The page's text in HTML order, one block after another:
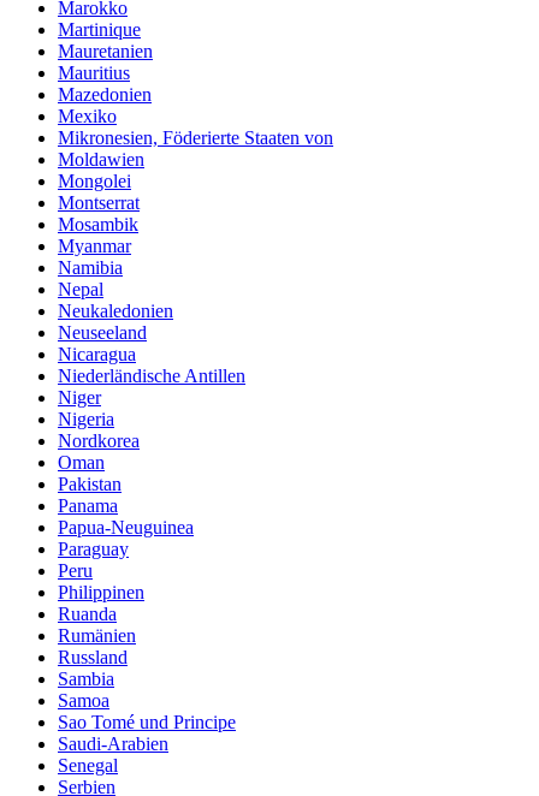
Marokko
Martinique
Mauretanien
Mauritius
Mazedonien
Mexiko
Mikronesien, Föderierte Staaten von
Moldawien
Mongolei
Montserrat
Mosambik
Myanmar
Namibia
Nepal
Neukaledonien
Neuseeland
Nicaragua
Niederländische Antillen
Niger
Nigeria
Nordkorea
Oman
Pakistan
Panama
Papua-Neuguinea
Paraguay
Peru
Philippinen
Ruanda
Rumänien
Russland
Sambia
Samoa
Sao Tomé und Principe
Saudi-Arabien
Senegal
Serbien